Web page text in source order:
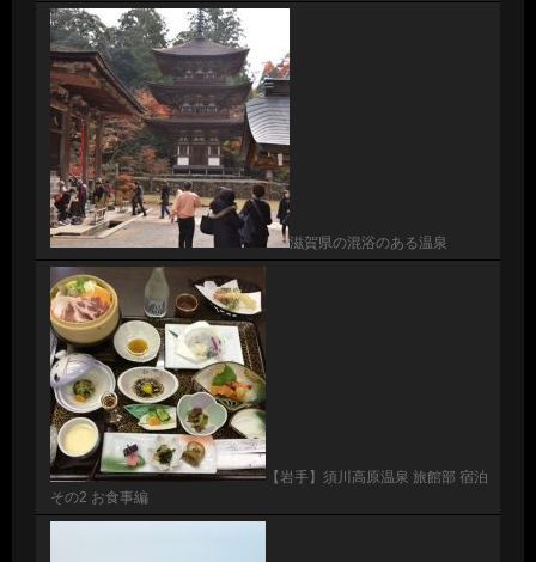
滋賀県の混浴のある温泉
【岩手】須川高原温泉 旅館部 宿泊
その2 お食事編